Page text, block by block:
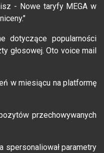
- Nowe taryfy MEGA w
dotyczące popularności
głosowej. Oto voice mail
w miesiącu na platformę
przechowywanych
spersonaliował parametry